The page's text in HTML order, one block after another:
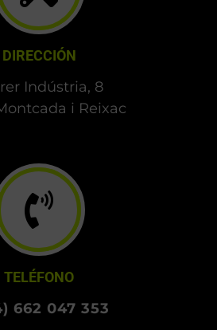
DIRECCIÓN
Indústria, 8
i Reixac
TELÉFONO
662 047 353